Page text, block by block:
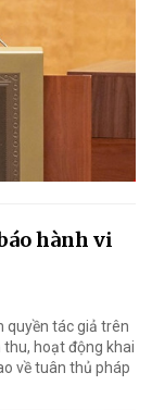
hành vi
quyền tác giả trên
hoạt động khai
về tuân thủ pháp